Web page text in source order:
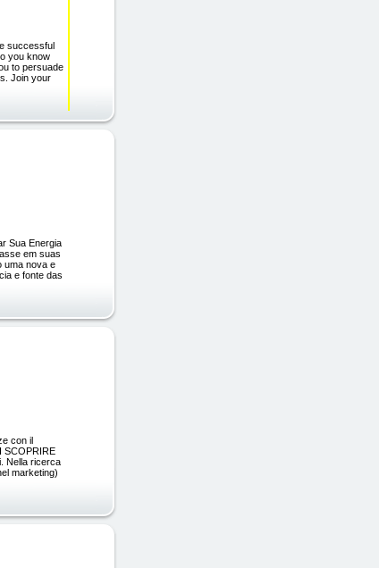
successful
you know
to persuade
Join your
Sua Energia
em suas
uma nova e
e fonte das
con il
SCOPRIRE
Nella ricerca
marketing)